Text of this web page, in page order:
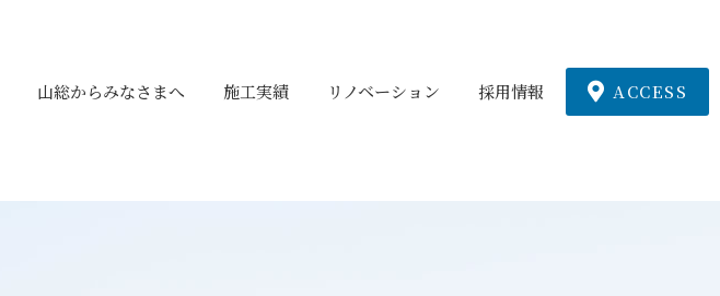
山総からみなさまへ 施工実績 リノベーション 採用情報 ACCESS